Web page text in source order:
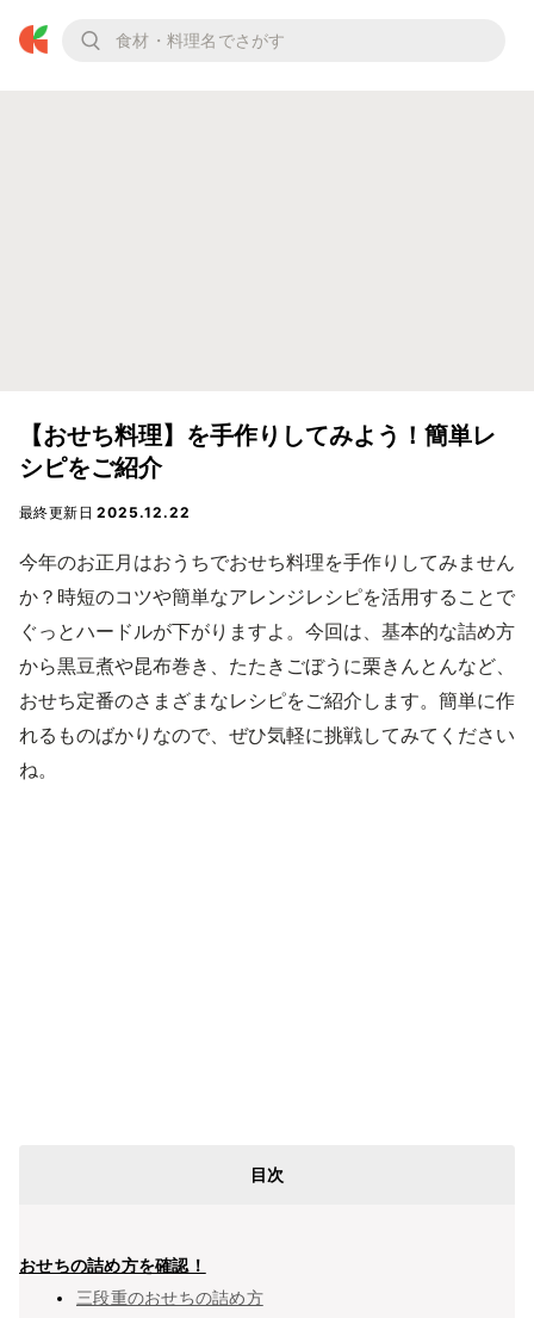
【おせち料理】を手作りしてみよう！簡単レ
シピをご紹介
最終更新日2025.12.22
今年のお正月はおうちでおせち料理を手作りしてみません
か？時短のコツや簡単なアレンジレシピを活用することで
ぐっとハードルが下がりますよ。今回は、基本的な詰め方
から黒豆煮や昆布巻き、たたきごぼうに栗きんとんなど、
おせち定番のさまざまなレシピをご紹介します。簡単に作
れるものばかりなので、ぜひ気軽に挑戦してみてください
ね。
目次
おせちの詰め方を確認！
三段重のおせちの詰め方